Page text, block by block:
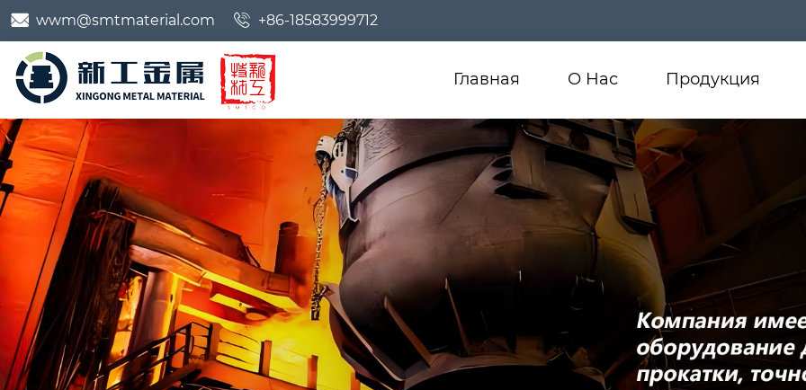
 wwm@smtmaterial.com  +86-18583999712
Главная О Нас Продукция